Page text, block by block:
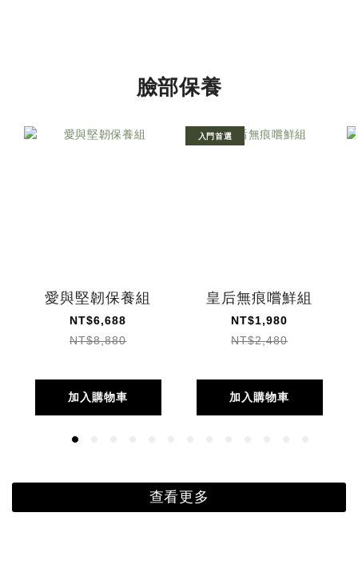
臉部保養
愛與堅韌保養組
NT$6,688
NT$8,880
加入購物車
入門首選
皇后無痕嚐鮮組
NT$1,980
NT$2,480
加入購物車
查看更多